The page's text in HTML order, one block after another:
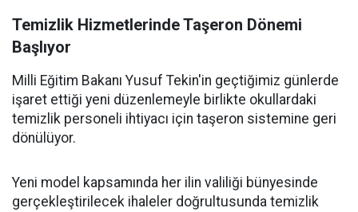
Temizlik Hizmetlerinde Taşeron Dönemi
Başlıyor
Milli Eğitim Bakanı Yusuf Tekin'in geçtiğimiz günlerde
işaret ettiği yeni düzenlemeyle birlikte okullardaki
temizlik personeli ihtiyacı için taşeron sistemine geri
dönülüyor.
Yeni model kapsamında her ilin valiliği bünyesinde
gerçekleştirilecek ihaleler doğrultusunda temizlik